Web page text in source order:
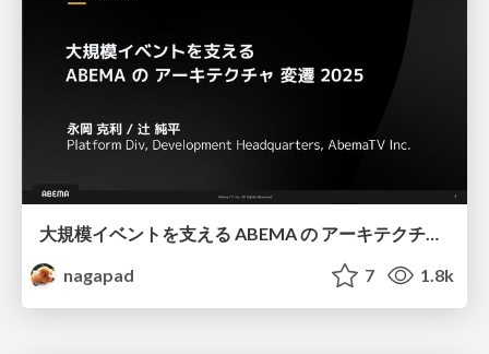
大規模イベントを支える ABEMA の アーキテクチャ 変遷 2025
nagapad
7 1.8k